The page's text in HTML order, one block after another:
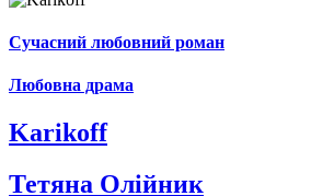
Сучасний любовний роман
Любовна драма
Karikoff
Тетяна Олійник